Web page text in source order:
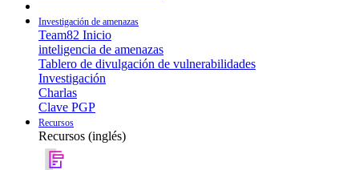
Investigación de amenazas
Team82 Inicio
inteligencia de amenazas
Tablero de divulgación de vulnerabilidades
Investigación
Charlas
Clave PGP
Recursos
Recursos (inglés)